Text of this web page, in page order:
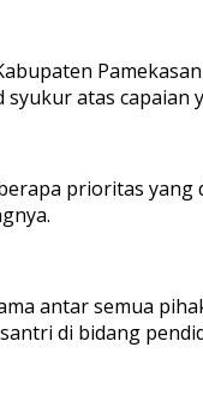
atas
prioritas
antar semua
di bidang